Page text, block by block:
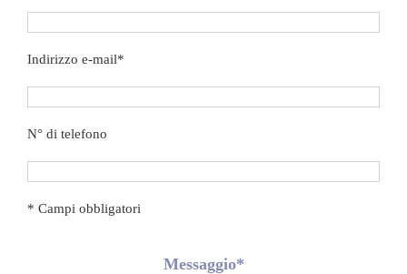
Indirizzo e-mail*
N° di telefono
* Campi obbligatori
Messaggio*